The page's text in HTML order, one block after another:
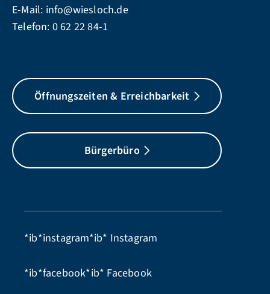
E-Mail: info@wiesloch.de
Telefon: 0 62 22 84-1
Öffnungszeiten & Erreichbarkeit
Bürgerbüro
*ib*instagram*ib* Instagram
*ib*facebook*ib* Facebook